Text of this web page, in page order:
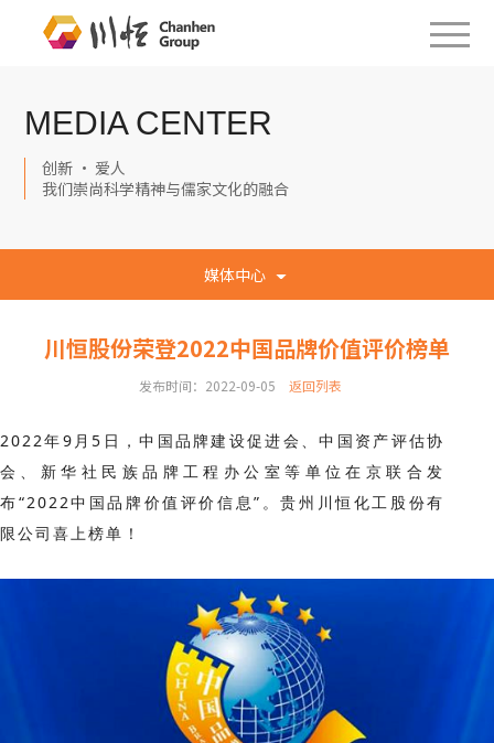
MEDIA CENTER
创新 · 爱人
我们崇尚科学精神与儒家文化的融合
媒体中心
川恒股份荣登2022中国品牌价值评价榜单
发布时间：2022-09-05 返回列表
2022年9月5日，中国品牌建设促进会、中国资产评估协
会、新华社民族品牌工程办公室等单位在京联合发
布“2022中国品牌价值评价信息”。贵州川恒化工股份有
限公司喜上榜单！